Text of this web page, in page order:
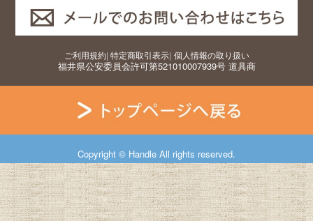
ご利用規約| 特定商取引表示| 個人情報の取り扱い
福井県公安委員会許可第521010007939号 道具商
Copyright © Handle All rights reserved.